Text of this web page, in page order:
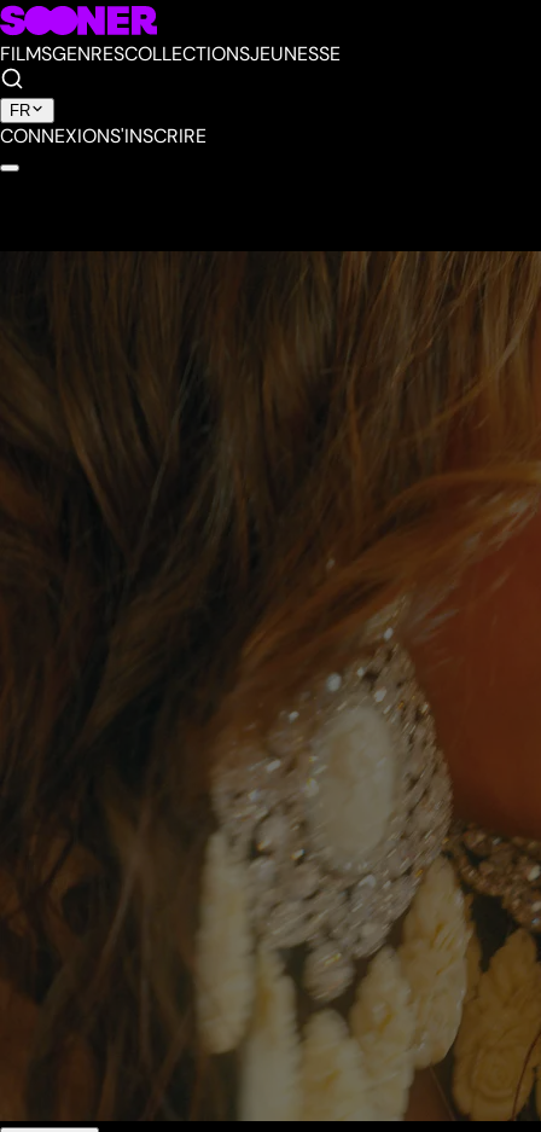
FILMSGENRESCOLLECTIONSJEUNESSE
FR
CONNEXIONS'INSCRIRE